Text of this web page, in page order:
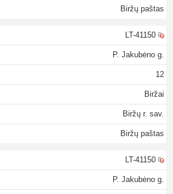
Biržų paštas
LT-41150
P. Jakubėno g.
12
Biržai
Biržų r. sav.
Biržų paštas
LT-41150
P. Jakubėno g.